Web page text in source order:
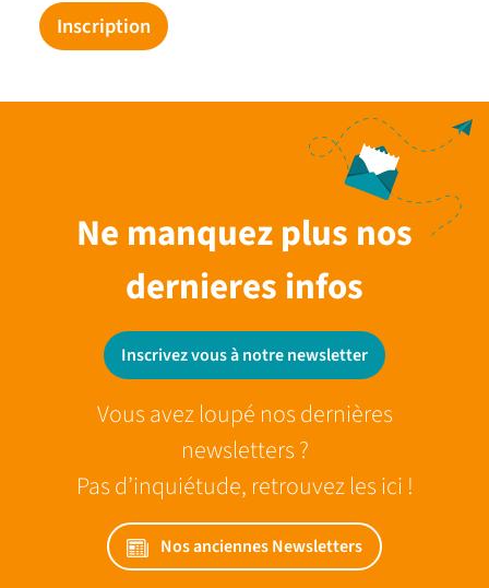
Inscription
Ne manquez plus nos
dernieres infos
Inscrivez vous à notre newsletter
Vous avez loupé nos dernières
newsletters ?
Pas d’inquiétude, retrouvez les ici !
Nos anciennes Newsletters